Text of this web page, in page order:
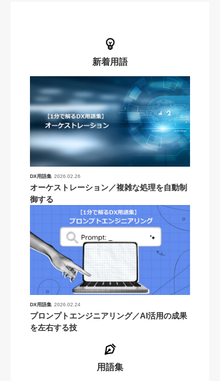
新着用語
DX用語集 2026.02.26
オーケストレーション／複雑な処理を自動制
御する
DX用語集 2026.02.24
プロンプトエンジニアリング／AI活用の成果
を左右する技
用語集